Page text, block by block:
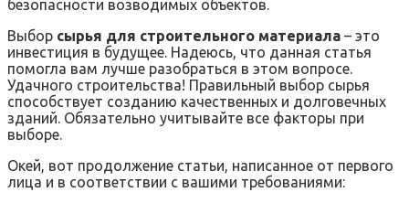
безопасности возводимых объектов.
Выбор сырья для строительного материала – это
инвестиция в будущее. Надеюсь, что данная статья
помогла вам лучше разобраться в этом вопросе.
Удачного строительства! Правильный выбор сырья
способствует созданию качественных и долговечных
зданий. Обязательно учитывайте все факторы при
выборе.
Окей, вот продолжение статьи, написанное от первого
лица и в соответствии с вашими требованиями: